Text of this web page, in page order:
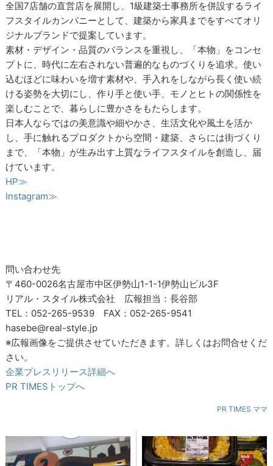
全国7店舗の直営店を展開し、1級建築士事務所を併設するライ
フスタイルカンパニーとして、建築から家具までをすべてオリ
ジナルブランドで提案しています。
素材・デザイン・品質のバランスを重視し、「本物」をコンセ
プトに、時代に左右されない普遍的なものづくりを追求。使い
込むほどに味わいを増す素材や、手入れをしながら長く使い続
ける姿勢を大切にし、作り手と使い手、モノとヒトの関係性を
楽しむことで、暮らしに豊かさをもたらします。
日本人ならではの美意識や細やかさ、生活文化や風土を活か
し、手に触れるプロダクトから空間・建築、さらには街づくり
まで、「本物」が生み出す上質なライフスタイルを創造し、届
けています。
HP≫
Instagram≫
問い合わせ先
〒460-0026名古屋市中区伊勢山1-1-1伊勢山ビル3F
リアル・スタイル株式会社 広報担当：長谷部
TEL：052-265-9539 FAX：052-265-9541
hasebe@real-style.jp
※広報画像をご提供させていただきます。詳しくはお問合せくだ
さい。
企業プレスリリース詳細へ
PR TIMESトップへ
PR TIMES ママ